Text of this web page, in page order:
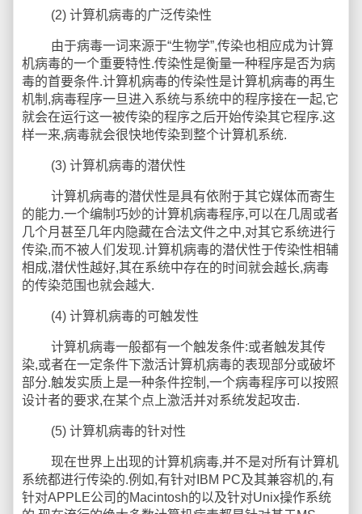
(2) 计算机病毒的广泛传染性
由于病毒一词来源于“生物学”,传染也相应成为计算
机病毒的一个重要特性.传染性是衡量一种程序是否为病
毒的首要条件.计算机病毒的传染性是计算机病毒的再生
机制,病毒程序一旦进入系统与系统中的程序接在一起,它
就会在运行这一被传染的程序之后开始传染其它程序.这
样一来,病毒就会很快地传染到整个计算机系统.
(3) 计算机病毒的潜伏性
计算机病毒的潜伏性是具有依附于其它媒体而寄生
的能力.一个编制巧妙的计算机病毒程序,可以在几周或者
几个月甚至几年内隐藏在合法文件之中,对其它系统进行
传染,而不被人们发现.计算机病毒的潜伏性于传染性相辅
相成,潜伏性越好,其在系统中存在的时间就会越长,病毒
的传染范围也就会越大.
(4) 计算机病毒的可触发性
计算机病毒一般都有一个触发条件:或者触发其传
染,或者在一定条件下激活计算机病毒的表现部分或破坏
部分.触发实质上是一种条件控制,一个病毒程序可以按照
设计者的要求,在某个点上激活并对系统发起攻击.
(5) 计算机病毒的针对性
现在世界上出现的计算机病毒,并不是对所有计算机
系统都进行传染的.例如,有针对IBM PC及其兼容机的,有
针对APPLE公司的Macintosh的以及针对Unix操作系统